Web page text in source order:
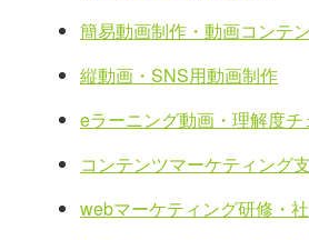
簡易動画制作・動画コンテ
縦動画・SNS用動画制作
eラーニング動画・理解度
コンテンツマーケティング
webマーケティング研修・